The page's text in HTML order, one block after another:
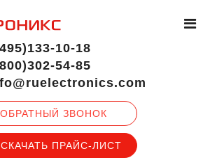
ОБРАТНЫЙ ЗВОНОК
СКАЧАТЬ ПРАЙС-ЛИСТ
10-18
54-85